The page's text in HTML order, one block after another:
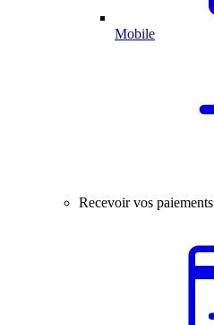
Mobile
Recevoir vos paiements